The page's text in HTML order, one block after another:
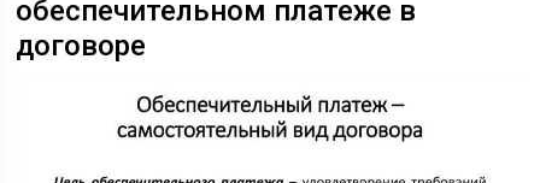
обеспечительном платеже в
договоре